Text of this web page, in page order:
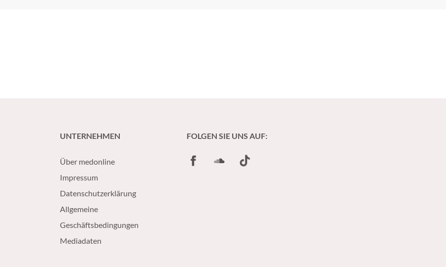
UNTERNEHMEN
Über medonline
Impressum
Datenschutzerklärung
Allgemeine
Geschäftsbedingungen
Mediadaten
FOLGEN SIE UNS AUF:
FacebookSoundCloud
TikTok